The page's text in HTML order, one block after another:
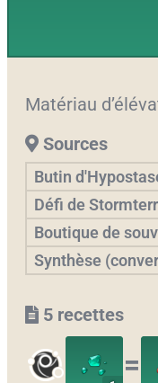
Matériau
Sources
Butin
Défi de
Boutique de
Synthèse
5 recettes
〓